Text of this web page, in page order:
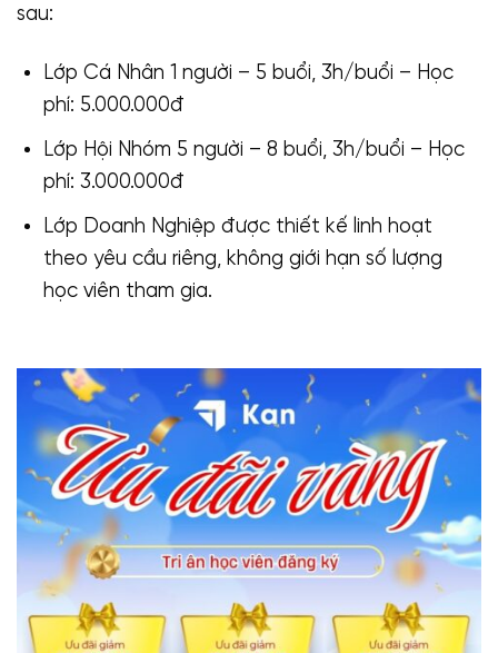
sau:
Lớp Cá Nhân 1 người – 5 buổi, 3h/buổi – Học
phí: 5.000.000đ
Lớp Hội Nhóm 5 người – 8 buổi, 3h/buổi – Học
phí: 3.000.000đ
Lớp Doanh Nghiệp được thiết kế linh hoạt
theo yêu cầu riêng, không giới hạn số lượng
học viên tham gia.